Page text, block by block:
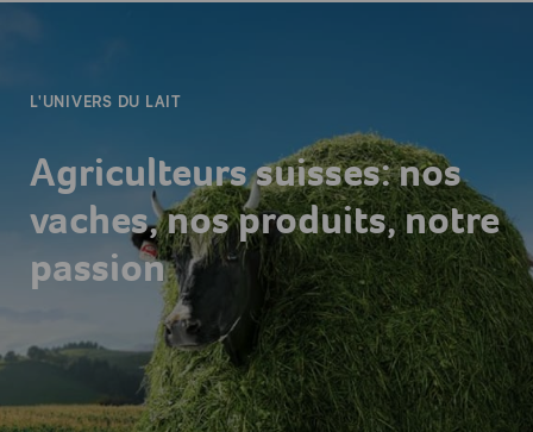
L'UNIVERS DU LAIT
Agriculteurs suisses: nos
vaches, nos produits, notre
passion